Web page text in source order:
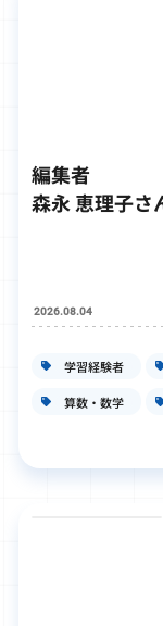
編集者
森永 恵理子さ
2026.08.04
学習経験者
算数・数学